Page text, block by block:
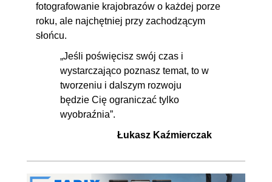
fotografowanie krajobrazów o każdej porze
roku, ale najchętniej przy zachodzącym
słońcu.
„Jeśli poświęcisz swój czas i
wystarczająco poznasz temat, to w
tworzeniu i dalszym rozwoju
będzie Cię ograniczać tylko
wyobraźnia”.
Łukasz Kaźmierczak